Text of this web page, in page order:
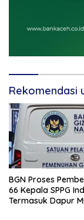
Rekomendasi
BGN Proses
66 Kepala SPPG
Termasuk Dapur